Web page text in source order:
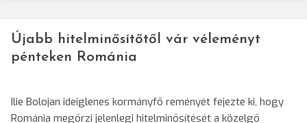
Újabb hitelminősítőtől vár véleményt
pénteken Románia
Ilie Bolojan ideiglenes kormányfő reményét fejezte ki, hogy
Románia megőrzi jelenlegi hitelminősítését a közelgő